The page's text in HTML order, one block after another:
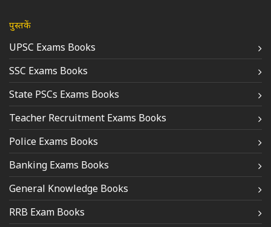
पुस्तकें
UPSC Exams Books
SSC Exams Books
State PSCs Exams Books
Teacher Recruitment Exams Books
Police Exams Books
Banking Exams Books
General Knowledge Books
RRB Exam Books